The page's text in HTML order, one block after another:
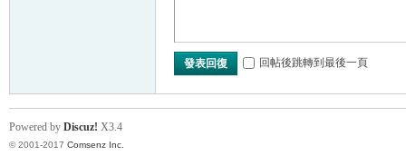
發表回復 回帖後跳轉到最後一頁
Powered by Discuz! X3.4
© 2001-2017 Comsenz Inc.